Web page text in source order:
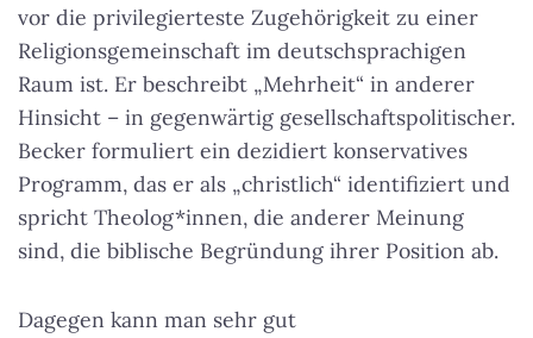
vor die privilegierteste Zugehörigkeit zu einer
Religionsgemeinschaft im deutschsprachigen
Raum ist. Er beschreibt „Mehrheit“ in anderer
Hinsicht – in gegenwärtig gesellschaftspolitischer.
Becker formuliert ein dezidiert konservatives
Programm, das er als „christlich“ identifiziert und
spricht Theolog*innen, die anderer Meinung
sind, die biblische Begründung ihrer Position ab.
Dagegen kann man sehr gut